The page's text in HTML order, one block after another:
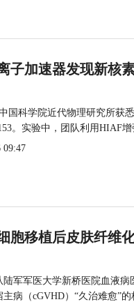
子加速器发现新核
国科学院近代物理研究所获
。实验中，团队利用HIAF
09:47
胞移植后皮肤纤维
陆军军医大学新桥医院血液
病（cGVHD）“久治难愈”